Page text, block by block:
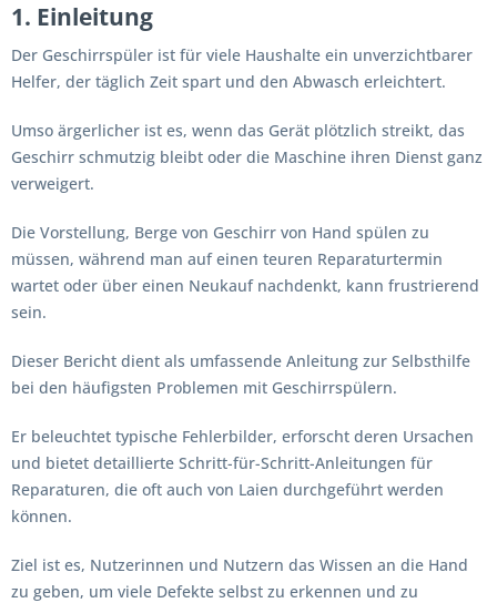
1. Einleitung
Der Geschirrspüler ist für viele Haushalte ein unverzichtbarer
Helfer, der täglich Zeit spart und den Abwasch erleichtert.
Umso ärgerlicher ist es, wenn das Gerät plötzlich streikt, das
Geschirr schmutzig bleibt oder die Maschine ihren Dienst ganz
verweigert.
Die Vorstellung, Berge von Geschirr von Hand spülen zu
müssen, während man auf einen teuren Reparaturtermin
wartet oder über einen Neukauf nachdenkt, kann frustrierend
sein.
Dieser Bericht dient als umfassende Anleitung zur Selbsthilfe
bei den häufigsten Problemen mit Geschirrspülern.
Er beleuchtet typische Fehlerbilder, erforscht deren Ursachen
und bietet detaillierte Schritt-für-Schritt-Anleitungen für
Reparaturen, die oft auch von Laien durchgeführt werden
können.
Ziel ist es, Nutzerinnen und Nutzern das Wissen an die Hand
zu geben, um viele Defekte selbst zu erkennen und zu